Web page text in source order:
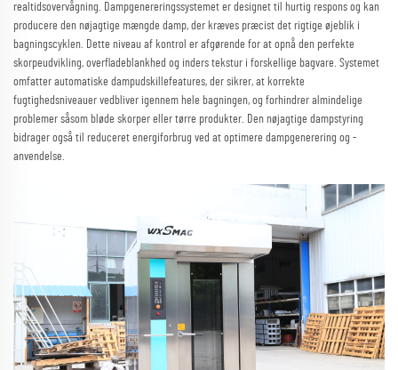
realtidsovervågning. Dampgenereringssystemet er designet til hurtig respons og kan
producere den nøjagtige mængde damp, der kræves præcist det rigtige øjeblik i
bagningscyklen. Dette niveau af kontrol er afgørende for at opnå den perfekte
skorpeudvikling, overfladeblankhed og inders tekstur i forskellige bagvare. Systemet
omfatter automatiske dampudskillefeatures, der sikrer, at korrekte
fugtighedsniveauer vedbliver igennem hele bagningen, og forhindrer almindelige
problemer såsom bløde skorper eller tørre produkter. Den nøjagtige dampstyring
bidrager også til reduceret energiforbrug ved at optimere dampgenerering og -
anvendelse.